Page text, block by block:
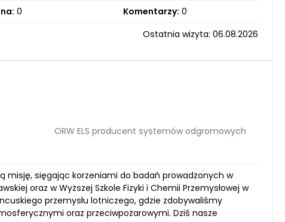
0 Komentarzy: 0
Ostatnia wizyta: 06.08.2026
ORW ELS producent systemów odgromowych
misję, sięgając korzeniami do badań prowadzonych w
oraz w Wyższej Szkole Fizyki i Chemii Przemysłowej w
przemysłu lotniczego, gdzie zdobywaliśmy
oraz przeciwpożarowymi. Dziś nasze